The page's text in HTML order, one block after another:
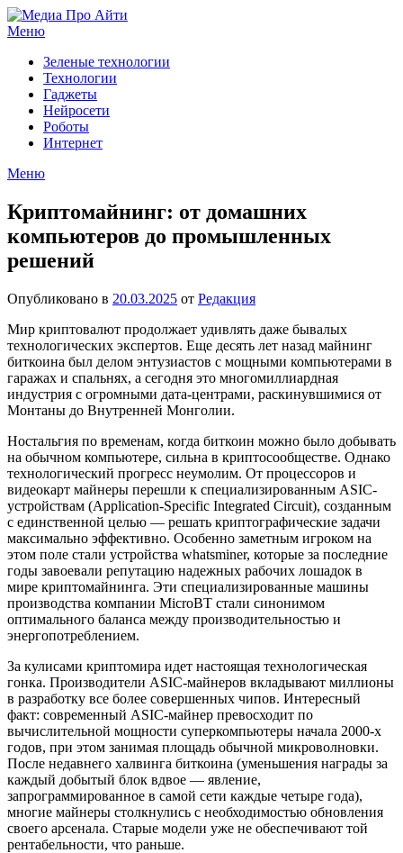
Перейти
к
Меню
Зеленые технологии
Технологии
Гаджеты
Нейросети
Роботы
Интернет
Меню
Криптомайнинг: от домашних
компьютеров до промышленных
решений
Опубликовано в 20.03.2025 от Редакция
Мир криптовалют продолжает удивлять даже бывалых
технологических экспертов. Еще десять лет назад майнинг
биткоина был делом энтузиастов с мощными компьютерами в
гаражах и спальнях, а сегодня это многомиллиардная
индустрия с огромными дата-центрами, раскинувшимися от
Монтаны до Внутренней Монголии.
Ностальгия по временам, когда биткоин можно было добывать
на обычном компьютере, сильна в криптосообществе. Однако
технологический прогресс неумолим. От процессоров и
видеокарт майнеры перешли к специализированным ASIC-
устройствам (Application-Specific Integrated Circuit), созданным
с единственной целью — решать криптографические задачи
максимально эффективно. Особенно заметным игроком на
этом поле стали устройства whatsminer, которые за последние
годы завоевали репутацию надежных рабочих лошадок в
мире криптомайнинга. Эти специализированные машины
производства компании MicroBT стали синонимом
оптимального баланса между производительностью и
энергопотреблением.
За кулисами криптомира идет настоящая технологическая
гонка. Производители ASIC-майнеров вкладывают миллионы
в разработку все более совершенных чипов. Интересный
факт: современный ASIC-майнер превосходит по
вычислительной мощности суперкомпьютеры начала 2000-х
годов, при этом занимая площадь обычной микроволновки.
После недавнего халвинга биткоина (уменьшения награды за
каждый добытый блок вдвое — явление,
запрограммированное в самой сети каждые четыре года),
многие майнеры столкнулись с необходимостью обновления
своего арсенала. Старые модели уже не обеспечивают той
рентабельности, что раньше.